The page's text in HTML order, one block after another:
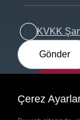
KVKK
Gönder
Çerez